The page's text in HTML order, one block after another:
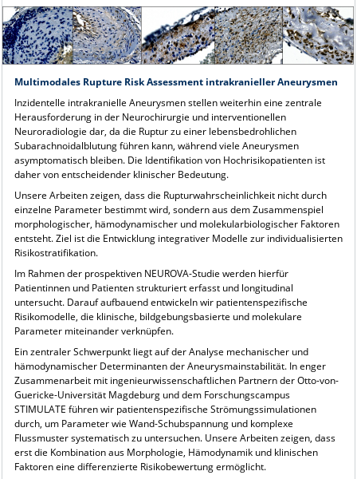
Multimodales Rupture Risk Assessment intrakranieller Aneurysmen
Inzidentelle intrakranielle Aneurysmen stellen weiterhin eine zentrale
Herausforderung in der Neurochirurgie und interventionellen
Neuroradiologie dar, da die Ruptur zu einer lebensbedrohlichen
Subarachnoidalblutung führen kann, während viele Aneurysmen
asymptomatisch bleiben. Die Identifikation von Hochrisikopatienten ist
daher von entscheidender klinischer Bedeutung.
Unsere Arbeiten zeigen, dass die Rupturwahrscheinlichkeit nicht durch
einzelne Parameter bestimmt wird, sondern aus dem Zusammenspiel
morphologischer, hämodynamischer und molekularbiologischer Faktoren
entsteht. Ziel ist die Entwicklung integrativer Modelle zur individualisierten
Risikostratifikation.
Im Rahmen der prospektiven NEUROVA-Studie werden hierfür
Patientinnen und Patienten strukturiert erfasst und longitudinal
untersucht. Darauf aufbauend entwickeln wir patientenspezifische
Risikomodelle, die klinische, bildgebungsbasierte und molekulare
Parameter miteinander verknüpfen.
Ein zentraler Schwerpunkt liegt auf der Analyse mechanischer und
hämodynamischer Determinanten der Aneurysmainstabilität. In enger
Zusammenarbeit mit ingenieurwissenschaftlichen Partnern der Otto-von-
Guericke-Universität Magdeburg und dem Forschungscampus
STIMULATE führen wir patientenspezifische Strömungssimulationen
durch, um Parameter wie Wand-Schubspannung und komplexe
Flussmuster systematisch zu untersuchen. Unsere Arbeiten zeigen, dass
erst die Kombination aus Morphologie, Hämodynamik und klinischen
Faktoren eine differenzierte Risikobewertung ermöglicht.